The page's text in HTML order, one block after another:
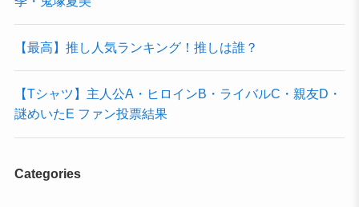
【最高】推し人気ランキング！推しは誰？
【Tシャツ】主人公A・ヒロインB・ライバルC・親友D・
謎めいたE ファン投票結果
Categories